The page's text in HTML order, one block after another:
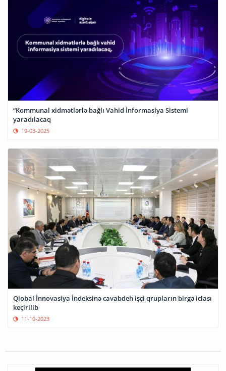
“Kommunal xidmətlərlə bağlı Vahid İnformasiya Sistemi
yaradılacaq
19-03-2025
Qlobal İnnovasiya İndeksinə cavabdeh işçi qrupların birgə iclası
keçirilib
11-10-2023